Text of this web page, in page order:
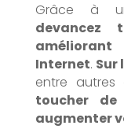
Grâce à
devancez
Internet. Sur
entre autres
toucher de
augmenter